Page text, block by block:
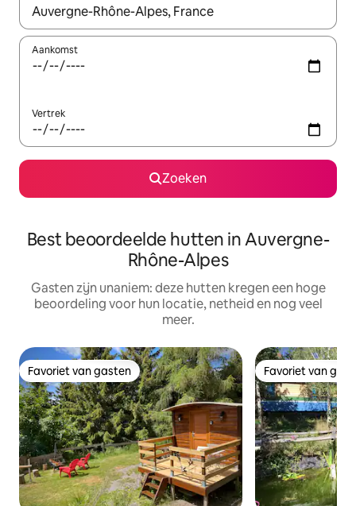
Wanneer er resultaten beschikbaar zijn, maak je een keuze
Aankomst
Vertrek
Zoeken
Best beoordeelde hutten in Auvergne-
Rhône-Alpes
Gasten zijn unaniem: deze hutten kregen een hoge
beoordeling voor hun locatie, netheid en nog veel
meer.
Favoriet van gasten
Favoriet van gasten Favoriet van
Favoriet van